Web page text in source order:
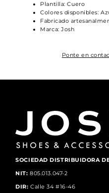
Plantilla: Cuero
Colores disponibles:
Fabricado
Marca: Josh
Ponte en
SOCIEDAD DISTRIBUIDORA
NIT: 805.013.047-2
DIR:Calle 34 #16-46